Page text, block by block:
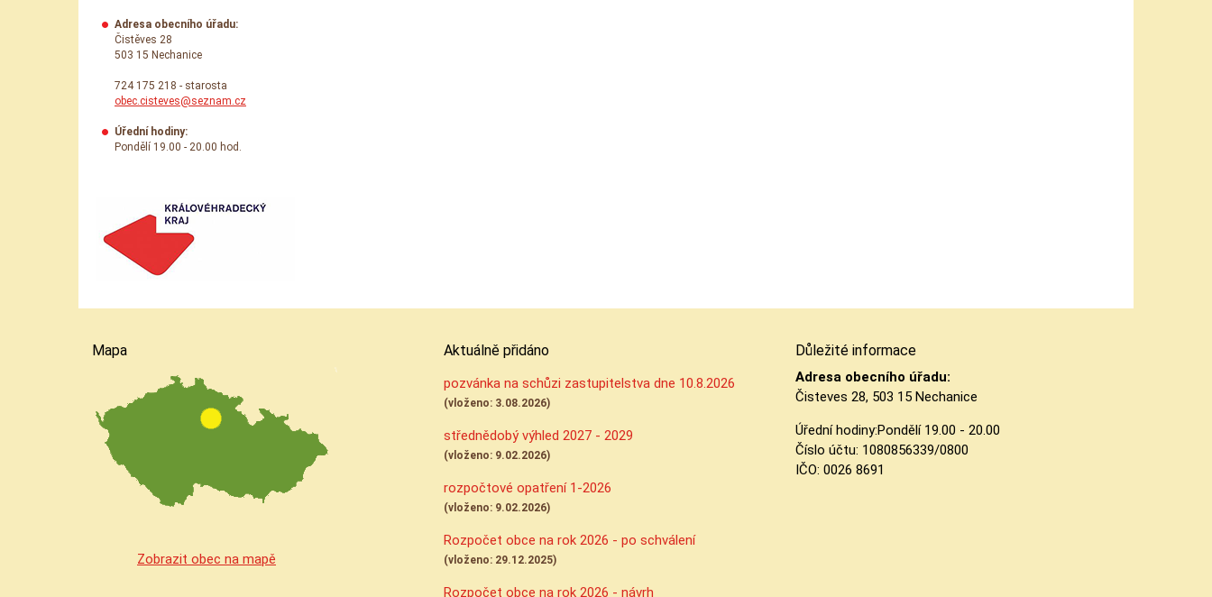
Adresa obecního úřadu:
Čistěves 28
503 15 Nechanice
724 175 218 - starosta
obec.cisteves@seznam.cz
Úřední hodiny:
Pondělí 19.00 - 20.00 hod.
Mapa
Zobrazit obec na mapě
Aktuálně přidáno
pozvánka na schůzi zastupitelstva dne 10.8.2026
(vloženo: 3.08.2026)
střednědobý výhled 2027 - 2029
(vloženo: 9.02.2026)
rozpočtové opatření 1-2026
(vloženo: 9.02.2026)
Rozpočet obce na rok 2026 - po schválení
(vloženo: 29.12.2025)
Rozpočet obce na rok 2026 - návrh
Důležité informace
Adresa obecního úřadu:
Čisteves 28, 503 15 Nechanice
Úřední hodiny:Pondělí 19.00 - 20.00
Číslo účtu: 1080856339/0800
IČO: 0026 8691